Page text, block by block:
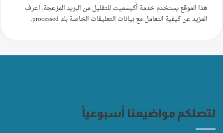
هذا الموقع يستخدم خدمة أكيسميت للتقليل من البريد المزعجة. اعرف
المزيد عن كيفية التعامل مع بيانات التعليقات الخاصة بك processed
.
لتصلكم مواضيعنا أسبوعياً